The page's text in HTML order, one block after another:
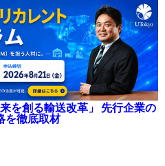
を創る輸送改革」 先行企業の
を徹底取材